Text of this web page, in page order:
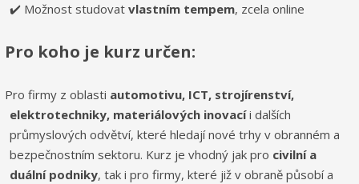
✔️ Možnost studovat vlastním tempem, zcela online
Pro koho je kurz určen:
Pro firmy z oblasti automotivu, ICT, strojírenství,
elektrotechniky, materiálových inovacíi dalších
průmyslových odvětví, které hledají nové trhy v obranném a
bezpečnostním sektoru. Kurz je vhodný jak pro civilní a
duální podniky, tak i pro firmy, které již v obraně působí a